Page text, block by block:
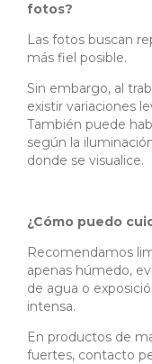
fotos?
Las fotos buscan
más fiel posible.
Sin embargo, al
existir variaciones
También puede
según la
donde se visualice.
¿Cómo puedo
Recomendamos
apenas húmedo,
de agua o
intensa.
En productos de
fuertes, contacto